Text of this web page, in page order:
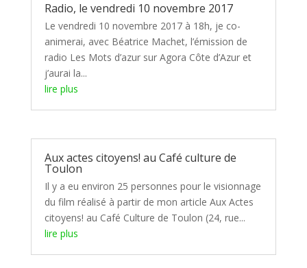
Radio, le vendredi 10 novembre 2017
Le vendredi 10 novembre 2017 à 18h, je co-
animerai, avec Béatrice Machet, l’émission de
radio Les Mots d’azur sur Agora Côte d’Azur et
j’aurai la...
lire plus
Aux actes citoyens! au Café culture de
Toulon
Il y a eu environ 25 personnes pour le visionnage
du film réalisé à partir de mon article Aux Actes
citoyens! au Café Culture de Toulon (24, rue...
lire plus